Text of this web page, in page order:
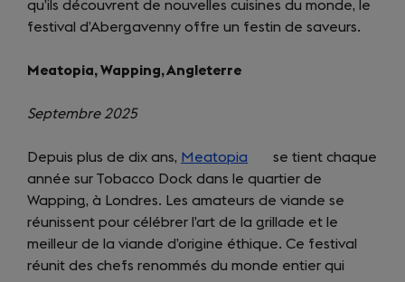
qu’ils découvrent de nouvelles cuisines du monde, le
festival d’Abergavenny offre un festin de saveurs.
Meatopia, Wapping, Angleterre
Septembre 2025
Depuis plus de dix ans, Meatopia (opens
in
a
new
tab)
se tient chaque
année sur Tobacco Dock dans le quartier de
Wapping, à Londres. Les amateurs de viande se
réunissent pour célébrer l’art de la grillade et le
meilleur de la viande d’origine éthique. Ce festival
réunit des chefs renommés du monde entier qui